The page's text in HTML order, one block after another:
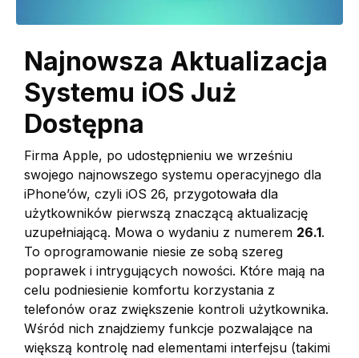
Najnowsza Aktualizacja
Systemu iOS Już
Dostępna
Firma Apple, po udostępnieniu we wrześniu
swojego najnowszego systemu operacyjnego dla
iPhone’ów, czyli iOS 26, przygotowała dla
użytkowników pierwszą znaczącą aktualizację
uzupełniającą. Mowa o wydaniu z numerem 26.1.
To oprogramowanie niesie ze sobą szereg
poprawek i intrygujących nowości. Które mają na
celu podniesienie komfortu korzystania z
telefonów oraz zwiększenie kontroli użytkownika.
Wśród nich znajdziemy funkcje pozwalające na
większą kontrolę nad elementami interfejsu (takimi